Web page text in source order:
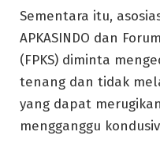
Sementara itu,
APKASINDO dan
(FPKS) diminta
tenang dan tidak
yang dapat
mengganggu